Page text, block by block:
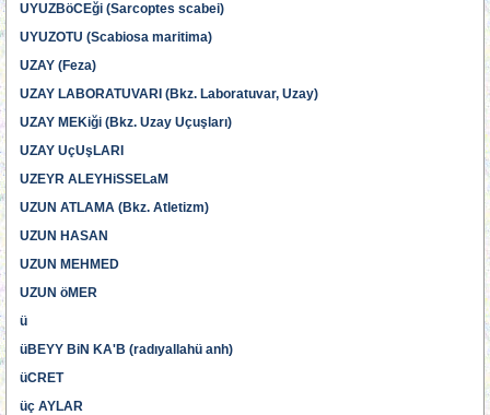
UYUZBöCEği (Sarcoptes scabei)
UYUZOTU (Scabiosa maritima)
UZAY (Feza)
UZAY LABORATUVARI (Bkz. Laboratuvar, Uzay)
UZAY MEKiği (Bkz. Uzay Uçuşları)
UZAY UçUşLARI
UZEYR ALEYHiSSELaM
UZUN ATLAMA (Bkz. Atletizm)
UZUN HASAN
UZUN MEHMED
UZUN öMER
ü
üBEYY BiN KA'B (radıyallahü anh)
üCRET
üç AYLAR